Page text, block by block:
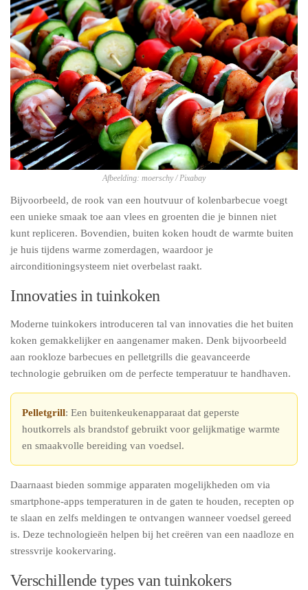
Afbeelding: moerschy / Pixabay
Bijvoorbeeld, de rook van een houtvuur of kolenbarbecue voegt
een unieke smaak toe aan vlees en groenten die je binnen niet
kunt repliceren. Bovendien, buiten koken houdt de warmte buiten
je huis tijdens warme zomerdagen, waardoor je
airconditioningsysteem niet overbelast raakt.
Innovaties in tuinkoken
Moderne tuinkokers introduceren tal van innovaties die het buiten
koken gemakkelijker en aangenamer maken. Denk bijvoorbeeld
aan rookloze barbecues en pelletgrills die geavanceerde
technologie gebruiken om de perfecte temperatuur te handhaven.
Pelletgrill: Een buitenkeukenapparaat dat geperste
houtkorrels als brandstof gebruikt voor gelijkmatige warmte
en smaakvolle bereiding van voedsel.
Daarnaast bieden sommige apparaten mogelijkheden om via
smartphone-apps temperaturen in de gaten te houden, recepten op
te slaan en zelfs meldingen te ontvangen wanneer voedsel gereed
is. Deze technologieën helpen bij het creëren van een naadloze en
stressvrije kookervaring.
Verschillende types van tuinkokers